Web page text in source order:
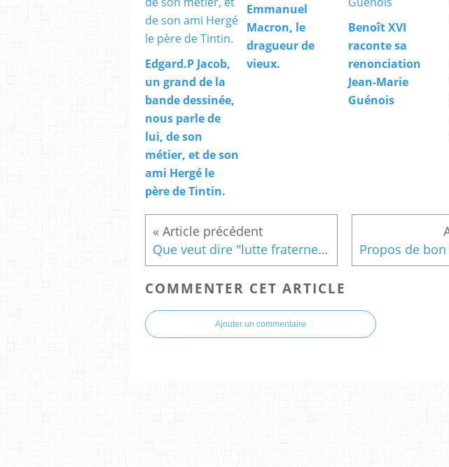
Edgard.P Jacob,
un grand de la
bande dessinée,
nous parle de
lui, de son
métier, et de son
ami Hergé le
père de Tintin.
Emmanuel
Macron, le
dragueur de
vieux.
Benoît XVI
raconte sa
renonciation
Jean-Marie
Guénois
Que veut dire "lutte fraternelle" ?
COMMENTER CET ARTICLE
Ajouter un commentaire